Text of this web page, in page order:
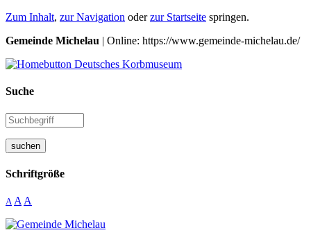
Zum Inhalt, zur Navigation oderzur Startseite springen.
Gemeinde Michelau | Online: https://www.gemeinde-michelau.de/
Suche
suchen
Schriftgröße
A A A